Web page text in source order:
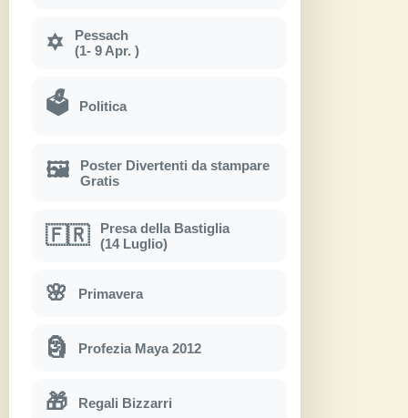
✡
Pessach
(1- 9 Apr. )
🗳 Politica
🖼
Poster Divertenti da stampare
Gratis
🇫🇷
Presa della Bastiglia
(14 Luglio)
🌸 Primavera
🗿 Profezia Maya 2012
🎁 Regali Bizzarri